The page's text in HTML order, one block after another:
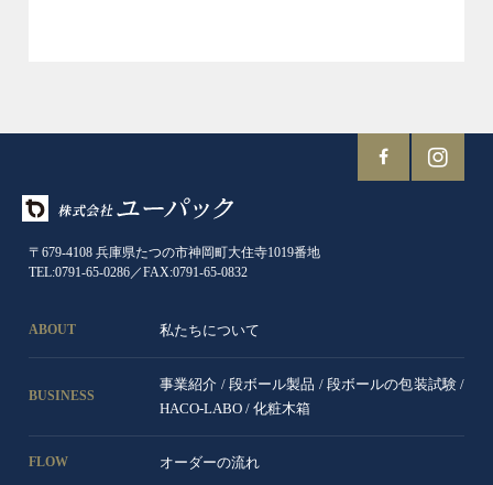
〒679-4108 兵庫県たつの市神岡町大住寺1019番地
TEL:0791-65-0286／FAX:0791-65-0832
ABOUT 私たちについて
BUSINESS
事業紹介 / 段ボール製品 / 段ボールの包装試験/
HACO-LABO / 化粧木箱
FLOW オーダーの流れ